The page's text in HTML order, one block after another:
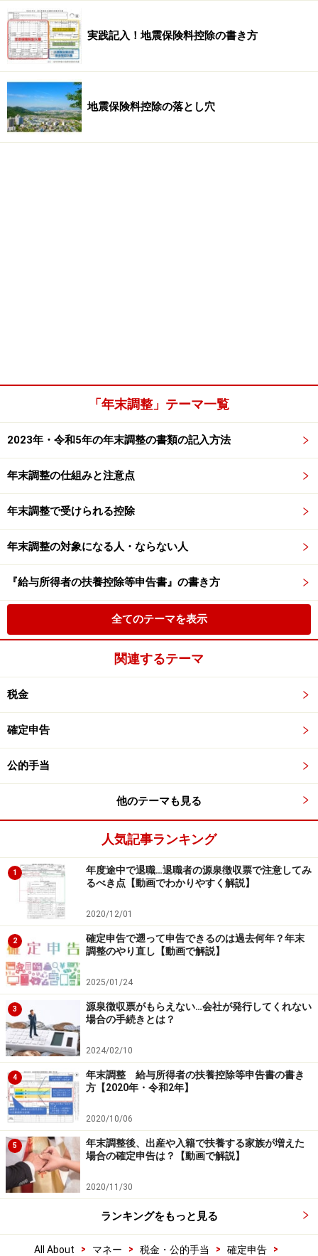
実践記入！地震保険料控除の書き方
地震保険料控除の落とし穴
「年末調整」テーマ一覧
2023年・令和5年の年末調整の書類の記入方法
年末調整の仕組みと注意点
年末調整で受けられる控除
年末調整の対象になる人・ならない人
『給与所得者の扶養控除等申告書』の書き方
全てのテーマを表示
関連するテーマ
税金
確定申告
公的手当
他のテーマも見る
人気記事ランキング
1
年度途中で退職…退職者の源泉徴収票で注意してみ
るべき点【動画でわかりやすく解説】
2020/12/01
2
確定申告で遡って申告できるのは過去何年？年末
調整のやり直し【動画で解説】
2025/01/24
3
源泉徴収票がもらえない…会社が発行してくれない
場合の手続きとは？
2024/02/10
4
年末調整 給与所得者の扶養控除等申告書の書き
方【2020年・令和2年】
2020/10/06
5
年末調整後、出産や入籍で扶養する家族が増えた
場合の確定申告は？【動画で解説】
2020/11/30
ランキングをもっと見る
All About > マネー > 税金・公的手当 > 確定申告 >